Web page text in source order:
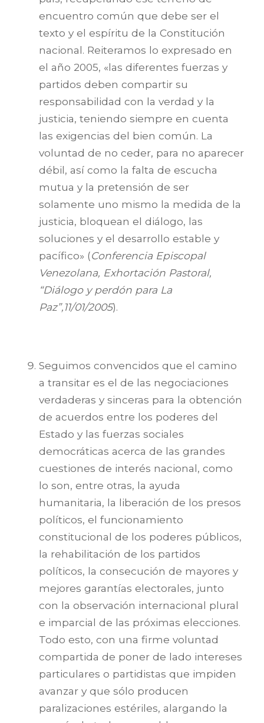
encuentro común que debe ser el
texto y el espíritu de la Constitución
nacional. Reiteramos lo expresado en
el año 2005, «las diferentes fuerzas y
partidos deben compartir su
responsabilidad con la verdad y la
justicia, teniendo siempre en cuenta
las exigencias del bien común. La
voluntad de no ceder, para no aparecer
débil, así como la falta de escucha
mutua y la pretensión de ser
solamente uno mismo la medida de la
justicia, bloquean el diálogo, las
soluciones y el desarrollo estable y
pacífico» (Conferencia Episcopal
Venezolana, Exhortación Pastoral,
“Diálogo y perdón para La
Paz”,11/01/2005).
Seguimos convencidos que el camino
a transitar es el de las negociaciones
verdaderas y sinceras para la obtención
de acuerdos entre los poderes del
Estado y las fuerzas sociales
democráticas acerca de las grandes
cuestiones de interés nacional, como
lo son, entre otras, la ayuda
humanitaria, la liberación de los presos
políticos, el funcionamiento
constitucional de los poderes públicos,
la rehabilitación de los partidos
políticos, la consecución de mayores y
mejores garantías electorales, junto
con la observación internacional plural
e imparcial de las próximas elecciones.
Todo esto, con una firme voluntad
compartida de poner de lado intereses
particulares o partidistas que impiden
avanzar y que sólo producen
paralizaciones estériles, alargando la